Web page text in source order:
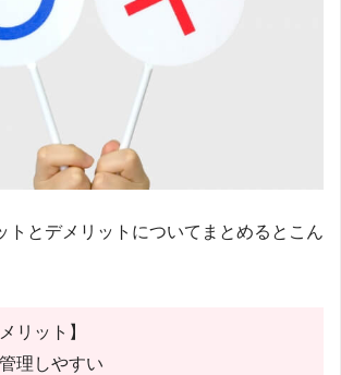
トとデメリットについてまとめるとこん
リット】
理しやすい